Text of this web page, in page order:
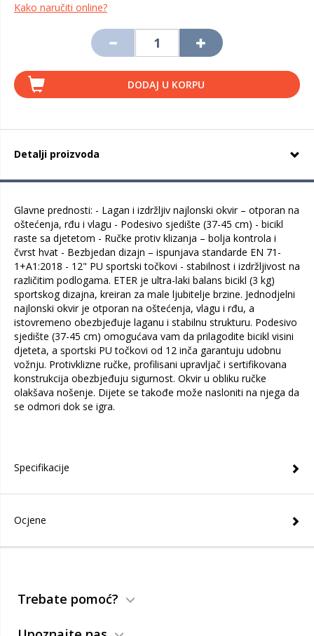
Kako naručiti online?
DODAJ U KORPU
Detalji proizvoda
Glavne prednosti: - Lagan i izdržljiv najlonski okvir – otporan na
oštećenja, rđu i vlagu - Podesivo sjedište (37-45 cm) - bicikl
raste sa djetetom - Ručke protiv klizanja – bolja kontrola i
čvrst hvat - Bezbjedan dizajn – ispunjava standarde EN 71-
1+A1:2018 - 12" PU sportski točkovi - stabilnost i izdržljivost na
različitim podlogama. ETER je ultra-laki balans bicikl (3 kg)
sportskog dizajna, kreiran za male ljubitelje brzine. Jednodjelni
najlonski okvir je otporan na oštećenja, vlagu i rđu, a
istovremeno obezbjeđuje laganu i stabilnu strukturu. Podesivo
sjedište (37-45 cm) omogućava vam da prilagodite bicikl visini
djeteta, a sportski PU točkovi od 12 inča garantuju udobnu
vožnju. Protivklizne ručke, profilisani upravljač i sertifikovana
konstrukcija obezbjeđuju sigurnost. Okvir u obliku ručke
olakšava nošenje. Dijete se takođe može nasloniti na njega da
se odmori dok se igra.
Specifikacije
Ocjene
Trebate pomoć?